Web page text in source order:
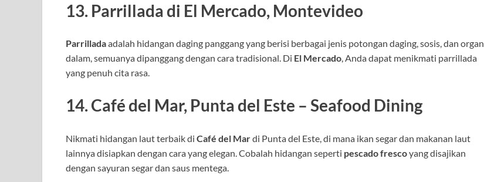
13. Parrillada di El Mercado, Montevideo
Parrilladaadalah hidangan daging panggang yang berisi berbagai jenis potongan daging, sosis, dan organ
dalam, semuanya dipanggang dengan cara tradisional. Di El Mercado, Anda dapat menikmati parrillada
yang penuh cita rasa.
14.Café del Mar, Punta del Este – Seafood Dining
Nikmati hidangan laut terbaik di Café del Mardi Punta del Este, di mana ikan segar dan makanan laut
lainnya disiapkan dengan cara yang elegan. Cobalah hidangan seperti pescado frescoyang disajikan
dengan sayuran segar dan saus mentega.